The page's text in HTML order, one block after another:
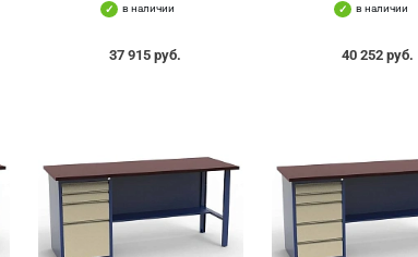
в наличии
37 915 руб.
в наличии
40 252 руб.